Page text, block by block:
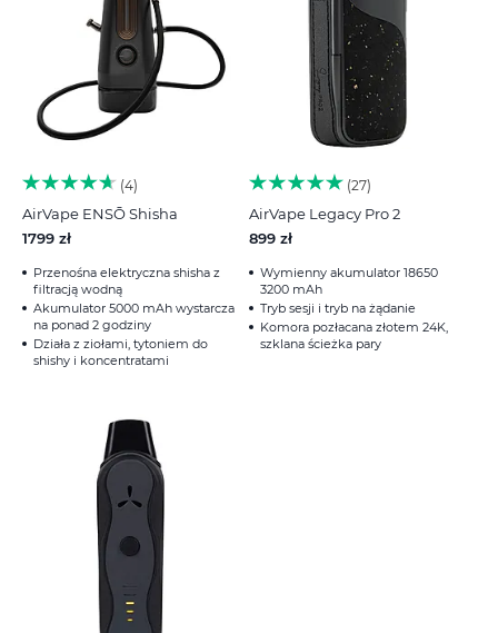
4
AirVape ENSŌ Shisha
1799 zł
Przenośna elektryczna shisha z
filtracją wodną
Akumulator 5000 mAh wystarcza
na ponad 2 godziny
Działa z ziołami, tytoniem do
shishy i koncentratami
27
AirVape Legacy Pro 2
899 zł
Wymienny akumulator 18650
3200 mAh
Tryb sesji i tryb na żądanie
Komora pozłacana złotem 24K,
szklana ścieżka pary